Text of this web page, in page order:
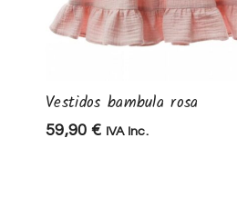
Vestidos bambula rosa
59,90 € IVA Inc.